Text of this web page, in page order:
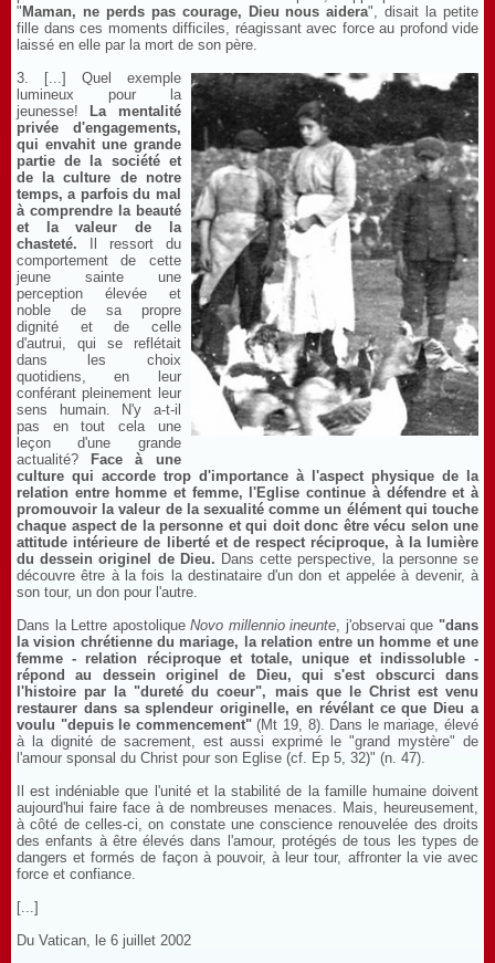
" Maman, ne perds pas courage, Dieu nous aidera", disait la petite
fille dans ces moments difficiles, réagissant avec force au profond vide
laissé en elle par la mort de son père.
3. [...] Quel exemple
lumineux pour la
jeunesse!
La mentalité
privée d'engagements,
qui envahit une grande
partie de la société et
de la culture de notre
temps, a parfois du mal
à comprendre la beauté
et la valeur de la
chasteté. Il ressort du
comportement de cette
jeune sainte une
perception élevée et
noble de sa propre
dignité et de celle
d'autrui, qui se reflétait
dans les choix
quotidiens, en leur
conférant pleinement leur
sens humain. N'y a-t-il
pas en tout cela une
leçon d'une grande
actualité?
Face à une
culture qui accorde trop d'importance à l'aspect physique de la
relation entre homme et femme, l'Eglise continue à défendre et à
promouvoir la valeur de la sexualité comme un élément qui touche
chaque aspect de la personne et qui doit donc être vécu selon une
attitude intérieure de liberté et de respect réciproque, à la lumière
du dessein originel de Dieu. Dans cette perspective, la personne se
découvre être à la fois la destinataire d'un don et appelée à devenir, à
son tour, un don pour l'autre.
Dans la Lettre apostoliqueNovo millennio ineunte, j'observai que "dans
la vision chrétienne du mariage, la relation entre un homme et une
femme - relation réciproque et totale, unique et indissoluble -
répond au dessein originel de Dieu, qui s'est obscurci dans
l'histoire par la "dureté du coeur", mais que le Christ est venu
restaurer dans sa splendeur originelle, en révélant ce que Dieu a
voulu "depuis le commencement"(Mt 19, 8). Dans le mariage, élevé
à la dignité de sacrement, est aussi exprimé le "grand mystère" de
l'amour sponsal du Christ pour son Eglise (cf. Ep 5, 32)" (n. 47).
Il est indéniable que l'unité et la stabilité de la famille humaine doivent
aujourd'hui faire face à de nombreuses menaces. Mais, heureusement,
à côté de celles-ci, on constate une conscience renouvelée des droits
des enfants à être élevés dans l'amour, protégés de tous les types de
dangers et formés de façon à pouvoir, à leur tour, affronter la vie avec
force et confiance.
[...]
Du Vatican, le 6 juillet 2002